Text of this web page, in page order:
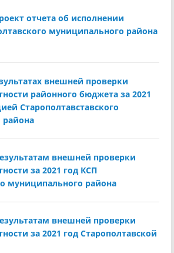
отчета об исполнении
муниципального района
внешней проверки
районного бюджета за 2021
Старополтавставского
района
внешней проверки
за 2021 год КСП
муниципального района
внешней проверки
за 2021 год Старополтавской